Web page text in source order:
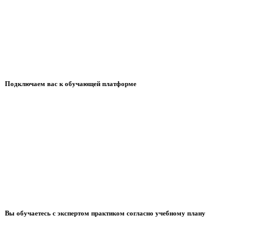
Подключаем вас к обучающей платформе
Вы обучаетесь с экспертом практиком согласно учебному плану